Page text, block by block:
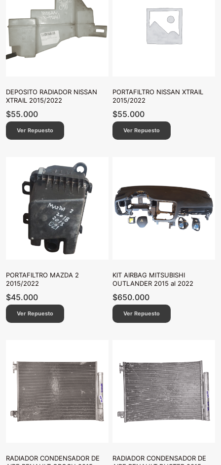
DEPOSITO RADIADOR NISSAN
XTRAIL 2015/2022
$55.000
Ver Repuesto
PORTAFILTRO NISSAN XTRAIL
2015/2022
$55.000
Ver Repuesto
PORTAFILTRO MAZDA 2
2015/2022
$45.000
Ver Repuesto
KIT AIRBAG MITSUBISHI
OUTLANDER 2015 al 2022
$650.000
Ver Repuesto
RADIADOR CONDENSADOR DE
RADIADOR CONDENSADOR DE